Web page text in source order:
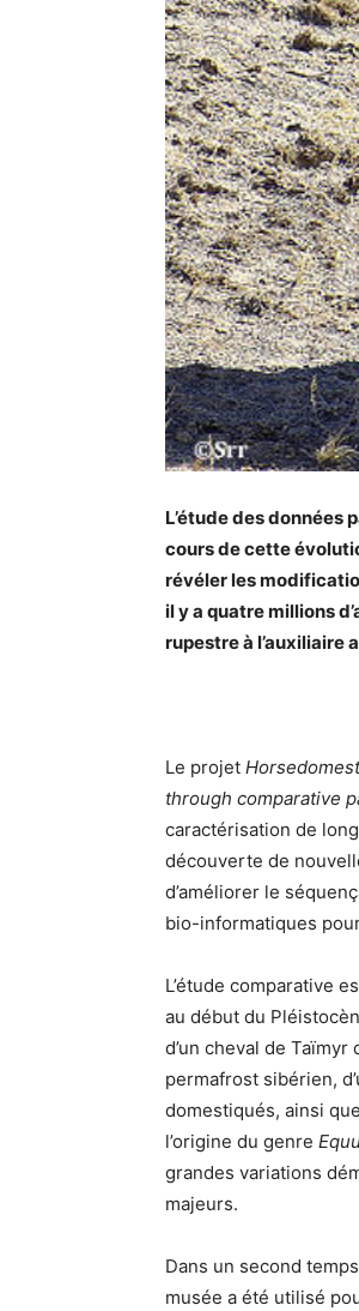
L’étude des
cours de cette
révéler les
il y a quatre millions
rupestre à l’auxiliaire
Le projet
through comparative
caractérisation de
découverte de
d’améliorer le
bio-informatiques
L’étude comparative
au début du
d’un cheval de
permafrost sibérien,
domestiqués, ainsi
l’origine du genre
grandes variations
majeurs.
Dans un second
musée a été utilisé